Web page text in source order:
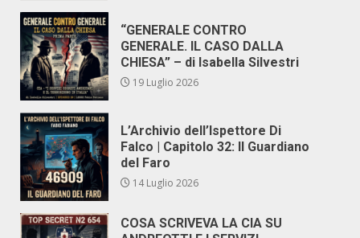
“GENERALE CONTRO
GENERALE. IL CASO DALLA
CHIESA” – di Isabella Silvestri
19 Luglio 2026
L’Archivio dell’Ispettore Di
Falco | Capitolo 32: Il Guardiano
del Faro
14 Luglio 2026
COSA SCRIVEVA LA CIA SU